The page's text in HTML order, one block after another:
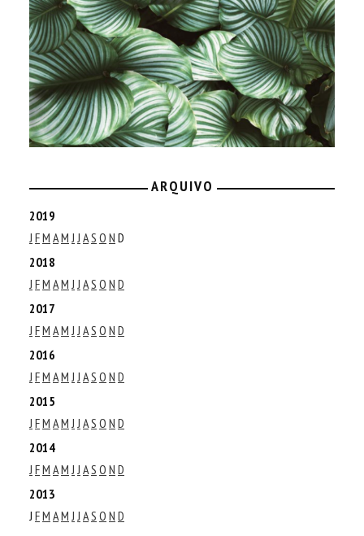
ARQUIVO
2019
J FM AM J J AS O N D
2018
J FM AM J J AS O N D
2017
J FM AM J J AS O N D
2016
J FM AM J J AS O N D
2015
J FM AM J J AS O N D
2014
J FM AM J J AS O N D
2013
J FM AM J J AS O N D